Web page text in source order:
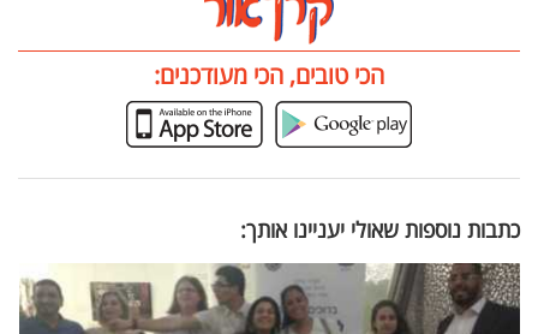
הכי טובים, הכי מעודכנים:
כתבות נוספות שאולי יעניינו אותך: